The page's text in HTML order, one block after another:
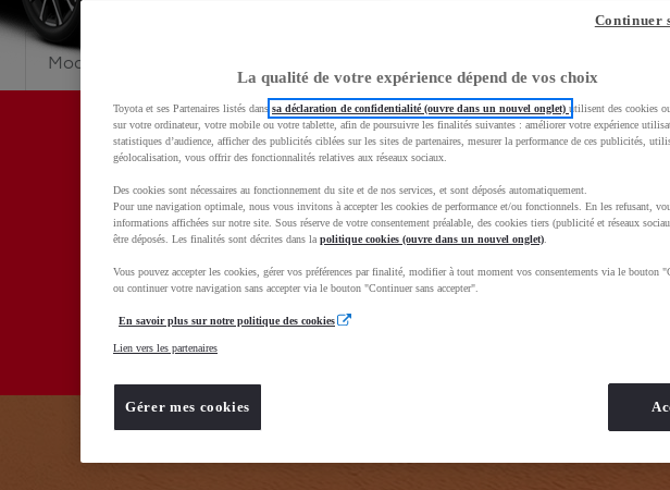
Quel modèle recherchez-vous ?
Modèle
Dans quelle
fr/fr?
La qualité de votre expérience dépend de vos choix
Toyota et ses Partenaires listés dans sa déclaration de confidentialité (ouvre dans un nouvel onglet) utilisent des cookies
sur votre ordinateur, votre mobile ou votre tablette, afin de poursuivre les finalités suivantes : améliorer votre expérience
statistiques d’audience, afficher des publicités ciblées sur les sites de partenaires, mesurer la performance de ces publicités,
géolocalisation, vous offrir des fonctionnalités relatives aux réseaux sociaux.
Des cookies sont nécessaires au fonctionnement du site et de nos services, et sont déposés automatiquement.
Pour une navigation optimale, nous vous invitons à accepter les cookies de performance et/ou fonctionnels. En les refusant,
informations affichées sur notre site. Sous réserve de votre consentement préalable, des cookies tiers (publicité et réseaux
être déposés. Les finalités sont décrites dans la politique cookies (ouvre dans un nouvel onglet)
Vous pouvez accepter les cookies, gérer vos préférences par finalité, modifier à tout moment vos consentements via le bouton
ou continuer votre navigation sans accepter via le bouton "Continuer sans accepter".
En savoir plus sur notre politique des cookies
Lien vers les partenaires
Gérer mes cookies
Continuer